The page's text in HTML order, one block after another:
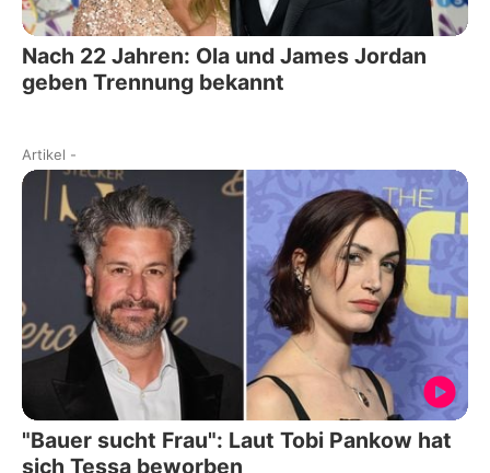
Nach 22 Jahren: Ola und James Jordan
geben Trennung bekannt
Artikel -
"Bauer sucht Frau": Laut Tobi Pankow hat
sich Tessa beworben